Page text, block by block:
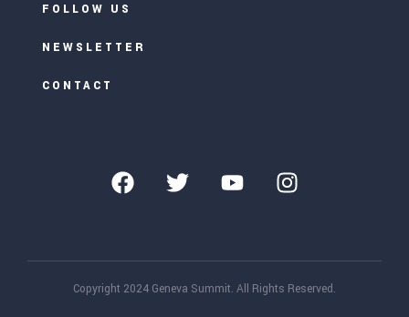
FOLLOW US
NEWSLETTER
CONTACT
Copyright 2024 Geneva Summit. All Rights Reserved.